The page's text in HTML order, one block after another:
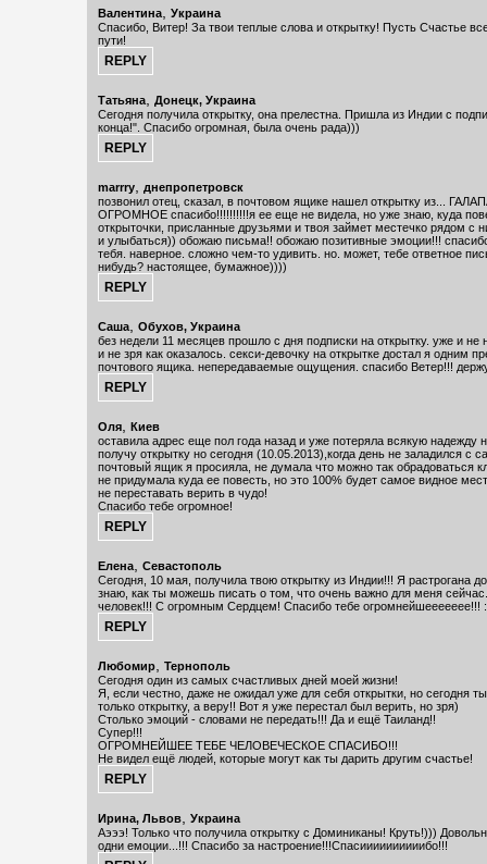
Валентина, Украина
Спасибо, Витер! За твои теплые слова и открытку! Пусть Счастье
пути!
Татьяна, Донецк, Украина
Сегодня получила открытку, она прелестна. Пришла из Индии с
конца!". Спасибо огромная, была очень рада)))
marrry, днепропетровск
позвонил отец, сказал, в почтовом ящике нашел открытку из...
ОГРОМНОЕ спасибо!!!!!!!!!!я ее еще не видела, но уже знаю, куда
открыточки, присланные друзьями и твоя займет местечко рядом с
и улыбаться)) обожаю письма!! обожаю позитивные эмоции!!!
тебя. наверное. сложно чем-то удивить. но. может, тебе ответное
нибудь? настоящее, бумажное))))
Саша, Обухов, Украина
без недели 11 месяцев прошло с дня подписки на открытку. уже и не
и не зря как оказалось. секси-девочку на открытке достал я одним
почтового ящика. непередаваемые ощущения. спасибо Ветер!!!
Оля, Киев
оставила адрес еще пол года назад и уже потеряла всякую надежду
получу открытку но сегодня (10.05.2013),когда день не заладился с
почтовый ящик я просияла, не думала что можно так обрадоваться
не придумала куда ее повесть, но это 100% будет самое видное
не переставать верить в чудо!
Спасибо тебе огромное!
Елена, Севастополь
Сегодня, 10 мая, получила твою открытку из Индии!!! Я растрогана
знаю, как ты можешь писать о том, что очень важно для меня
человек!!! С огромным Сердцем! Спасибо тебе огромнейшеееееее!!!
Любомир, Тернополь
Сегодня один из самых счастливых дней моей жизни!
Я, если честно, даже не ожидал уже для себя открытки, но сегодня
только открытку, а веру!! Вот я уже перестал был верить, но зря)
Столько эмоций - словами не передать!!! Да и ещё Таиланд!!
Супер!!!
ОГРОМНЕЙШЕЕ ТЕБЕ ЧЕЛОВЕЧЕСКОЕ СПАСИБО!!!
Не видел ещё людей, которые могут как ты дарить другим счастье!
Ирина, Львов, Украина
Аэээ! Только что получила открытку с Доминиканы! Круть!)))
одни емоции...!!! Спасибо за настроение!!!Спасиииииииииибо!!!